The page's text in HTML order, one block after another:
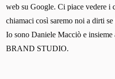
web su Google. Ci piace vedere i
chiamaci così saremo noi a dirti
Io sono Daniele Macciò e
BRAND STUDIO.